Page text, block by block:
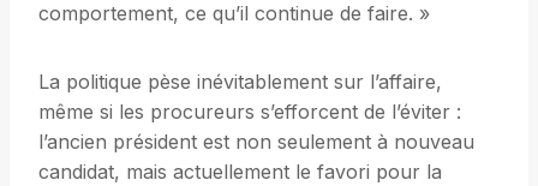
comportement, ce qu’il continue de faire. »
La politique pèse inévitablement sur l’affaire,
même si les procureurs s’efforcent de l’éviter :
l’ancien président est non seulement à nouveau
candidat, mais actuellement le favori pour la